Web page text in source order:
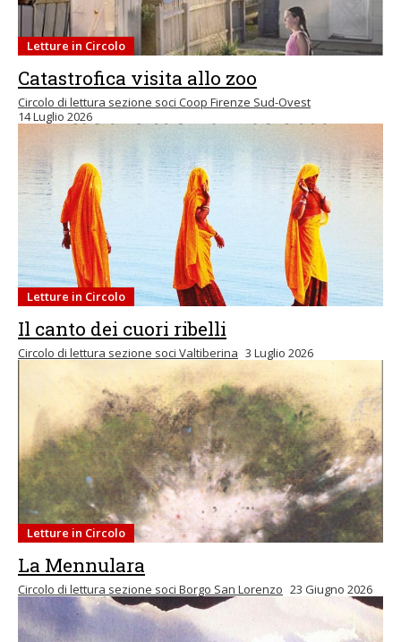
Letture in Circolo
Catastrofica visita allo zoo
Circolo di lettura sezione soci Coop Firenze Sud-Ovest
14 Luglio 2026
Letture in Circolo
Il canto dei cuori ribelli
Circolo di lettura sezione soci Valtiberina 3 Luglio 2026
Letture in Circolo
La Mennulara
Circolo di lettura sezione soci Borgo San Lorenzo 23 Giugno 2026